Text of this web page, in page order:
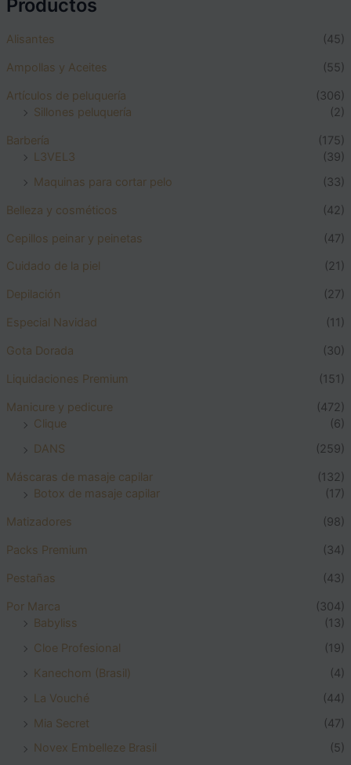
Productos
Alisantes
(45)
Ampollas y Aceites
(55)
Artículos de peluquería
(306)
Sillones peluquería
(2)
Barbería
(175)
L3VEL3
(39)
Maquinas para cortar pelo
(33)
Belleza y cosméticos
(42)
Cepillos peinar y peinetas
(47)
Cuidado de la piel
(21)
Depilación
(27)
Especial Navidad
(11)
Gota Dorada
(30)
Liquidaciones Premium
(151)
Manicure y pedicure
(472)
Clique
(6)
DANS
(259)
Máscaras de masaje capilar
(132)
Botox de masaje capilar
(17)
Matizadores
(98)
Packs Premium
(34)
Pestañas
(43)
Por Marca
(304)
Babyliss
(13)
Cloe Profesional
(19)
Kanechom (Brasil)
(4)
La Vouché
(44)
Mia Secret
(47)
Novex Embelleze Brasil
(5)